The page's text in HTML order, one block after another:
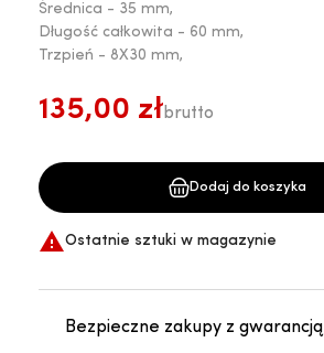
Średnica - 35 mm,
Długość całkowita - 60 mm,
Trzpień - 8X30 mm,
135,00 złbrutto
Dodaj do koszyka
 Ostatnie sztuki w magazynie
Bezpieczne zakupy z gwarancją